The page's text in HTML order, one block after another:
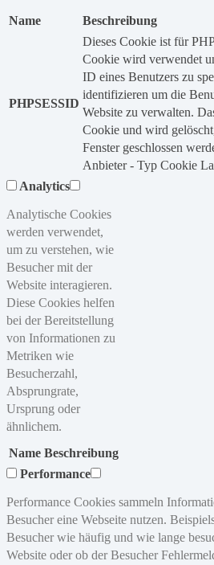
Name
Beschreibung
PHPSESSID
Dieses Cookie ist für
Cookie wird verwendet
ID eines Benutzers zu
identifizieren um die
Website zu verwalten.
Cookie und wird
Fenster geschlossen
Anbieter - Typ Cookie
Analytics
Analytische Cookies
werden verwendet,
um zu verstehen, wie
Besucher mit der
Website interagieren.
Diese Cookies helfen
bei der Bereitstellung
von Informationen zu
Metriken wie
Besucherzahl,
Absprungrate,
Ursprung oder
ähnlichem.
Name Beschreibung
Performance
Performance Cookies sammeln
Besucher eine Webseite nutzen.
Besucher wie häufig und wie lange
Website oder ob der Besucher